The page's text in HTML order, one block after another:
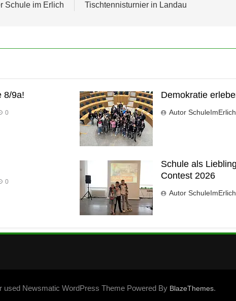
Schule im Erlich Tischtennisturnier in Landau
8/9a!
0
Demokratie
Autor SchuleImErlich
0
Schule als
Contest 2026
Autor SchuleImErlich
used Newsmatic WordPress Theme Powered By BlazeThemes.